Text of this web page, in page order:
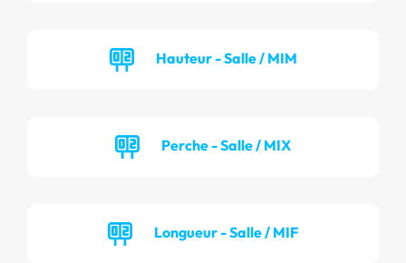
Hauteur - Salle / MIM
Perche - Salle / MIX
Longueur - Salle / MIF